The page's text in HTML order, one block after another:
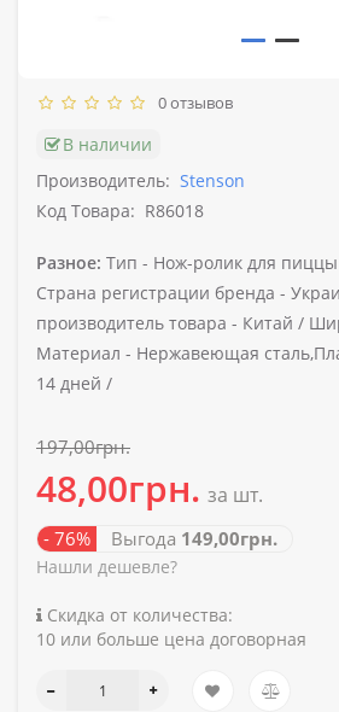
0 отзывов
В наличии
Производитель: Stenson
Код Товара: R86018
Разное: Тип - Нож-ролик для
Страна регистрации бренда -
производитель товара - Китай /
Материал - Нержавеющая
14 дней /
197,00грн.
48,00грн. за шт.
- 76% Выгода 149,00грн.
Нашли дешевле?
Скидка от количества:
10 или больше цена договорная